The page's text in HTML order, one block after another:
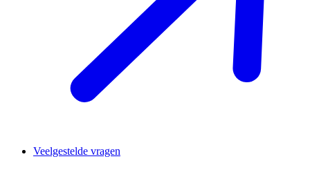
Veelgestelde vragen